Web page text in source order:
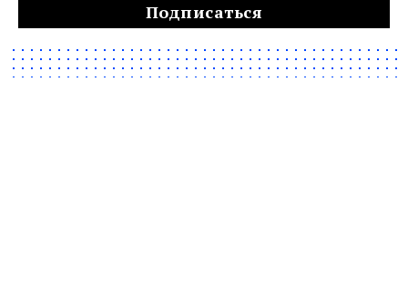
Подписаться